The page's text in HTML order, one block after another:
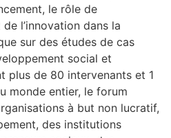
le rôle de
l’innovation dans la
sur des études de cas
social et
plus de 80 intervenants et 1
monde entier, le forum
à but non lucratif,
des institutions